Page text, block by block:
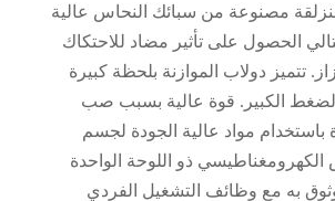
مصنوعة من سبائك النحاس عالية
الحصول على تأثير مضاد للاحتكاك
تتميز دولاب الموازنة بلحظة كبيرة
الكبير. قوة عالية بسبب صب
مواد عالية الجودة لجسم
الكهرومغناطيسي ذو اللوحة الواحدة
به مع وظائف التشغيل الفردي